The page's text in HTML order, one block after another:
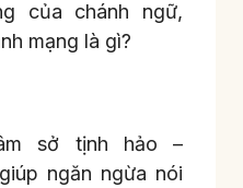
của chánh ngữ,
mạng là gì?
sở tịnh hảo –
ngăn ngừa nói